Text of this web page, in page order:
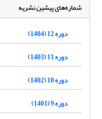
شماره‌های پیشین نشریه
دوره 12 (1404)
دوره 11 (1403)
دوره 10 (1402)
دوره 9 (1401)